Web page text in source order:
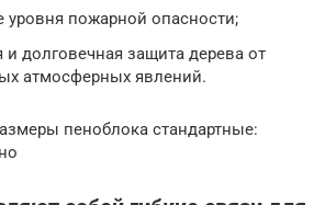
уровня пожарной опасности;
и долговечная защита дерева от
атмосферных явлений.
пеноблока стандартные: